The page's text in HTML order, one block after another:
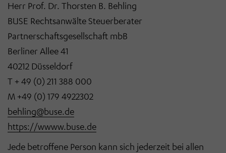
Herr Prof. Dr. Thorsten B. Behling
BUSE Rechtsanwälte Steuerberater
Partnerschaftsgesellschaft mbB
Berliner Allee 41
40212 Düsseldorf
T + 49 (0) 211 388 000
M +49 (0) 179 4922302
behling@buse.de
https://wwww.buse.de
Jede betroffene Person kann sich jederzeit bei allen